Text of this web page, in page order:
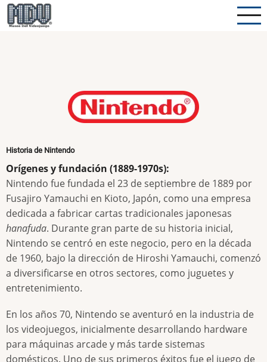
Pasar
al
Historia de Nintendo
Orígenes y fundación (1889-1970s):
Nintendo fue fundada el 23 de septiembre de 1889 por
Fusajiro Yamauchi en Kioto, Japón, como una empresa
dedicada a fabricar cartas tradicionales japonesas
hanafuda. Durante gran parte de su historia inicial,
Nintendo se centró en este negocio, pero en la década
de 1960, bajo la dirección de Hiroshi Yamauchi, comenzó
a diversificarse en otros sectores, como juguetes y
entretenimiento.
En los años 70, Nintendo se aventuró en la industria de
los videojuegos, inicialmente desarrollando hardware
para máquinas arcade y más tarde sistemas
domésticos. Uno de sus primeros éxitos fue el juego de